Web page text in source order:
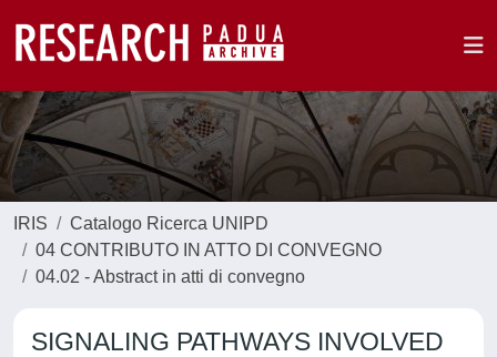
IRIS
Catalogo Ricerca UNIPD
04 CONTRIBUTO IN ATTO DI CONVEGNO
04.02 - Abstract in atti di convegno
SIGNALING PATHWAYS INVOLVED